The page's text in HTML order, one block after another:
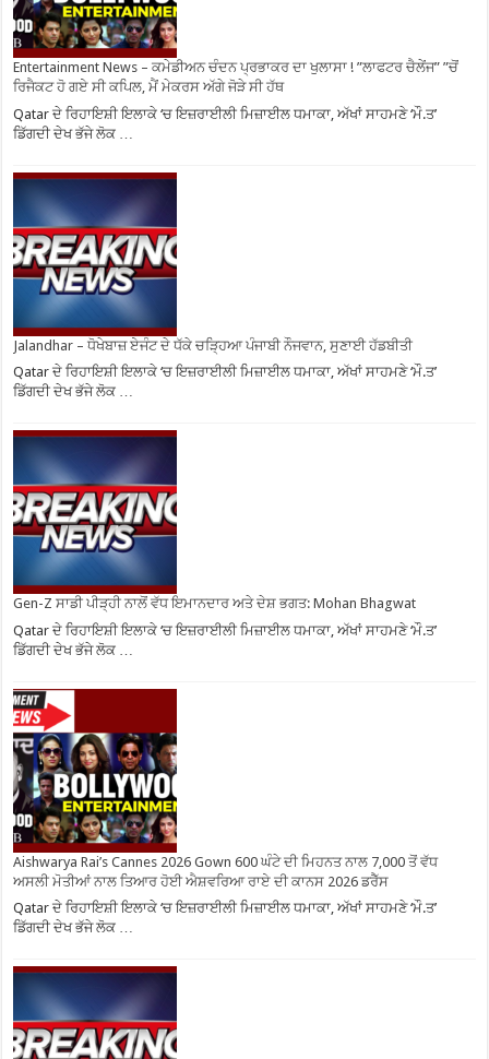
Entertainment News – ਕਮੇਡੀਅਨ ਚੰਦਨ ਪ੍ਰਭਾਕਰ ਦਾ ਖੁਲਾਸਾ ! ”ਲਾਫਟਰ ਚੈਲੇਂਜ” ”ਚੋਂ
ਰਿਜੈਕਟ ਹੋ ਗਏ ਸੀ ਕਪਿਲ, ਮੈਂ ਮੇਕਰਸ ਅੱਗੇ ਜੋੜੇ ਸੀ ਹੱਥ
Qatar ਦੇ ਰਿਹਾਇਸ਼ੀ ਇਲਾਕੇ ‘ਚ ਇਜ਼ਰਾਈਲੀ ਮਿਜ਼ਾਈਲ ਧਮਾਕਾ, ਅੱਖਾਂ ਸਾਹਮਣੇ ‘ਮੌ.ਤ’
ਡਿੱਗਦੀ ਦੇਖ ਭੱਜੇ ਲੋਕ …
Jalandhar – ਧੋਖੇਬਾਜ਼ ਏਜੰਟ ਦੇ ਧੱਕੇ ਚੜ੍ਹਿਆ ਪੰਜਾਬੀ ਨੌਜਵਾਨ, ਸੁਣਾਈ ਹੱਡਬੀਤੀ
Qatar ਦੇ ਰਿਹਾਇਸ਼ੀ ਇਲਾਕੇ ‘ਚ ਇਜ਼ਰਾਈਲੀ ਮਿਜ਼ਾਈਲ ਧਮਾਕਾ, ਅੱਖਾਂ ਸਾਹਮਣੇ ‘ਮੌ.ਤ’
ਡਿੱਗਦੀ ਦੇਖ ਭੱਜੇ ਲੋਕ …
Gen-Z ਸਾਡੀ ਪੀੜ੍ਹੀ ਨਾਲੋਂ ਵੱਧ ਇਮਾਨਦਾਰ ਅਤੇ ਦੇਸ਼ ਭਗਤ: Mohan Bhagwat
Qatar ਦੇ ਰਿਹਾਇਸ਼ੀ ਇਲਾਕੇ ‘ਚ ਇਜ਼ਰਾਈਲੀ ਮਿਜ਼ਾਈਲ ਧਮਾਕਾ, ਅੱਖਾਂ ਸਾਹਮਣੇ ‘ਮੌ.ਤ’
ਡਿੱਗਦੀ ਦੇਖ ਭੱਜੇ ਲੋਕ …
Aishwarya Rai’s Cannes 2026 Gown 600 ਘੰਟੇ ਦੀ ਮਿਹਨਤ ਨਾਲ 7,000 ਤੋਂ ਵੱਧ
ਅਸਲੀ ਮੋਤੀਆਂ ਨਾਲ ਤਿਆਰ ਹੋਈ ਐਸ਼ਵਰਿਆ ਰਾਏ ਦੀ ਕਾਨਸ 2026 ਡਰੈੱਸ
Qatar ਦੇ ਰਿਹਾਇਸ਼ੀ ਇਲਾਕੇ ‘ਚ ਇਜ਼ਰਾਈਲੀ ਮਿਜ਼ਾਈਲ ਧਮਾਕਾ, ਅੱਖਾਂ ਸਾਹਮਣੇ ‘ਮੌ.ਤ’
ਡਿੱਗਦੀ ਦੇਖ ਭੱਜੇ ਲੋਕ …